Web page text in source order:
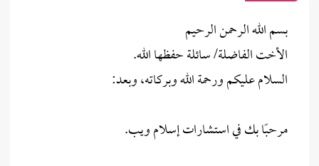
بسم الله الرحمن الرحيم
الأخت الفاضلة/ سائلة حفظها الله.
السلام عليكم ورحمة الله وبركاته، وبعد:
مرحبًا بك في استشارات إسلام ويب.